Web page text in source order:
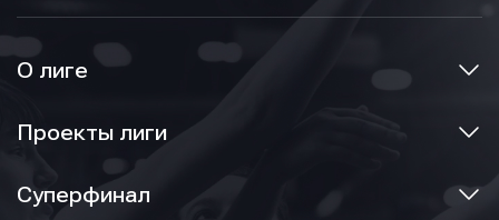
О лиге
Проекты лиги
Суперфинал